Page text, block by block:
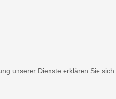
unserer Dienste erklären Sie